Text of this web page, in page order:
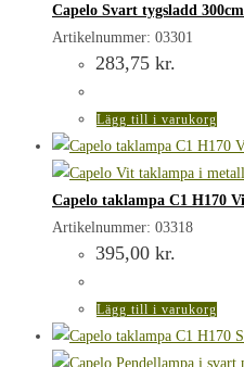
Capelo Svart tygsladd
Artikelnummer: 03301
283,75 kr.
Lägg till i varukorg
Capelo taklampa C1 H170
Artikelnummer: 03318
395,00 kr.
Lägg till i varukorg